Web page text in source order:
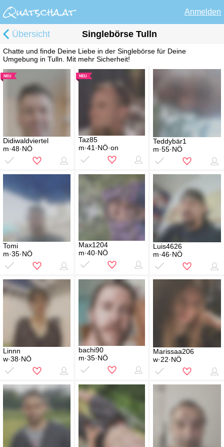
Anmelden
Übersicht Singlebörse Tulln
Chatte und finde Deine Liebe in der Singlebörse für Deine
Umgebung in Tulln. Mit mehr Sicherheit!
Didiwaldviertel
m·48·NÖ
Taz85
m·41·NÖ·on
Teddybär1
m·55·NÖ
Tomi
m·35·NÖ
Max1204
m·40·NÖ
Luis4626
m·46·NÖ
Linnn
w·38·NÖ
bachi90
m·35·NÖ
Marissaa206
w·22·NÖ